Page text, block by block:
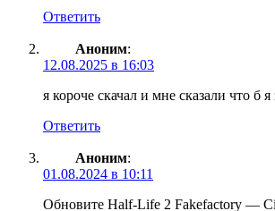
Ответить
Аноним:
12.08.2025 в 16:03
я короче скачал и мне сказали что б
Ответить
Аноним:
01.08.2024 в 10:11
Обновите Half-Life 2 Fakefactory —